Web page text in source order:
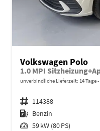
Volkswagen Polo
unverbindliche Lieferzeit: 14 Tage
Fahrzeugnr. 114388
Kraftstoff Benzin
Leistung 59 kW (80 PS)